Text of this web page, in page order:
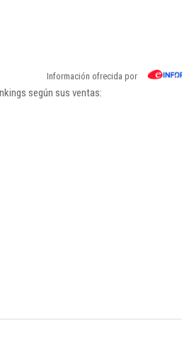
Información ofrecida por
según sus ventas: